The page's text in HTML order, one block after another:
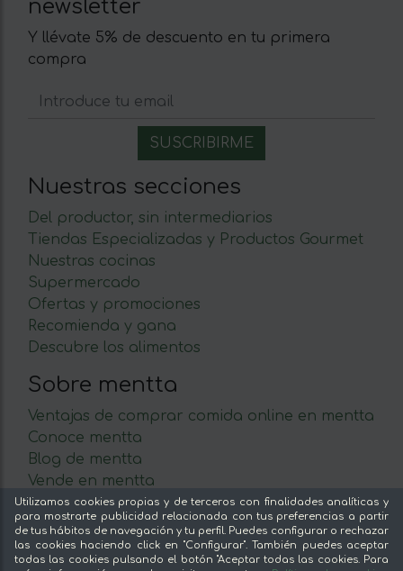
newsletter
Y llévate 5% de descuento en tu primera
compra
Nuestras secciones
Del productor, sin intermediarios
Tiendas Especializadas y Productos Gourmet
Nuestras cocinas
Supermercado
Ofertas y promociones
Recomienda y gana
Descubre los alimentos
Sobre mentta
Ventajas de comprar comida online en mentta
Conoce mentta
Blog de mentta
Vende en mentta
Fidelización
Preguntas frecuentes
Legal
Utilizamos cookies propias y de terceros con finalidades analíticas y
para mostrarte publicidad relacionada con tus preferencias a partir
de tus hábitos de navegación y tu perfil. Puedes configurar o rechazar
las cookies haciendo click en "Configurar". También puedes aceptar
todas las cookies pulsando el botón "Aceptar todas las cookies. Para